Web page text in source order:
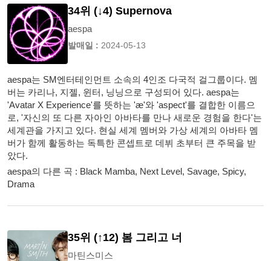
34위 (↓4) Supernova
aespa
발매일 : 2024-05-13
aespa는 SM엔터테인먼트 소속의 4인조 다국적 걸그룹이다. 멤
버는 카리나, 지젤, 윈터, 닝닝으로 구성되어 있다. aespa는
'Avatar X Experience'를 뜻하는 'æ'와 'aspect'를 결합한 이름으
로, '자신의 또 다른 자아인 아바타를 만나 새로운 경험을 한다'는
세계관을 가지고 있다. 현실 세계 멤버와 가상 세계의 아바타 멤
버가 함께 활동하는 독특한 콘셉트로 데뷔 초부터 큰 주목을 받
았다.
aespa의 다른 곡 : Black Mamba, Next Level, Savage, Spicy,
Drama
35위 (↑12) 봄 그리고 너
마틴스미스